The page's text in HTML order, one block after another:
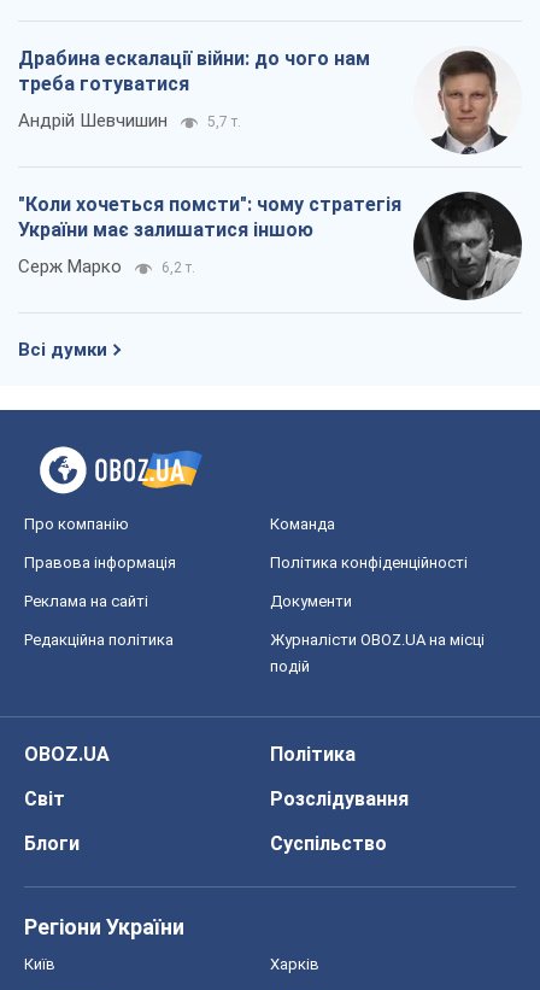
Драбина ескалації війни: до чого нам
треба готуватися
Андрій Шевчишин 5,7 т.
"Коли хочеться помсти": чому стратегія
України має залишатися іншою
Серж Марко 6,2 т.
Всі думки
Про компанію Команда
Правова інформація Політика конфіденційності
Реклама на сайті Документи
Редакційна політика
Журналісти OBOZ.UA на місці
подій
OBOZ.UA
Політика
Світ
Розслідування
Блоги
Суспільство
Регіони України
Київ Харків